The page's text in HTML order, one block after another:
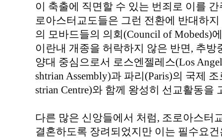
이 축출에 직면할 수 있는 번죄로 이를
로아스터교도들은 그런 전환에 반대하
의 모바드들의 의회(Council of Mobeds)
이란내 개종을 허락하지 않은 반면, 추
양대 중심으로서 로스엔젤레스(Los
shtrian Assembly)과 파리(Paris)의 국제
strian Centre)와 함께 왕성히 선교활동을
다른 많은 신앙들에서 처럼, 조로아스터
결혼하도록 장려되었지만 이는 필수요